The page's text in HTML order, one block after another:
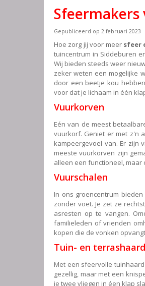
Gepubliceerd op 2 februari 2023
Hoe zorg jij voor meer sfeer
tuincentrum in Siddeburen
Wij bieden steeds weer
zeker weten een mogelijke
door een beetje kou
voor dat je lichaam in één
Vuurkorven
Eén van de meest
vuurkorf. Geniet er met z'n
kampeergevoel van. Er zijn
meeste vuurkorven zijn
alleen een functioneel,
Vuurschalen
In ons groencentrum
zonder voet. Je zet ze
asresten op te vangen.
familieleden of vrienden
kopen die de vonken
Tuin- en
Met een sfeervolle
gezellig, maar met een
je twee vliegen in éen klap